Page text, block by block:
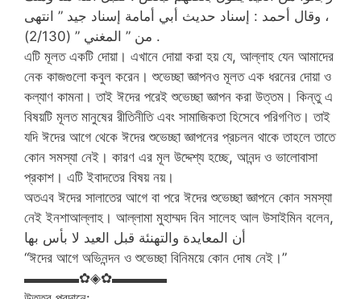
، وقال أحمد : إسناد حديث أبي أمامة إسناد جيد ” انتهى
من ” المغني ” (2/130) .
এটি মূলত একটি দোয়া। এখানে দোয়া করা হয় যে, আল্লাহ যেন আমাদের
নেক কাজগুলো কবুল করেন। শুভেচ্ছা জ্ঞাপনও মূলত এক ধরনের দোয়া ও
কল্যাণ কামনা। তাই ঈদের পরেই শুভেচ্ছা জ্ঞাপন করা উত্তম। কিন্তু এ
বিষয়টি মূলত মানুষের রীতিনীতি এবং সামাজিকতা হিসেবে পরিগণিত। তাই
যদি ঈদের আগে থেকে ঈদের শুভেচ্ছা জ্ঞাপনের প্রচলন থাকে তাহলে তাতে
কোন সমস্যা নেই। কারণ এর মূল উদ্দেশ্য হচ্ছে, আনন্দ ও ভালোবাসা
প্রকাশ। এটি ইবাদতের বিষয় নয়।
অতএব ঈদের সালাতের আগে বা পরে ঈদের শুভেচ্ছা জ্ঞাপনে কোন সমস্যা
নেই ইনশাআল্লাহ। আল্লামা মুহাম্মদ বিন সালেহ আল উসাইমিন বলেন,
أن المعايدة والتهنئة قبل العيد لا بأس بها
“ঈদের আগে অভিনন্দন ও শুভেচ্ছা বিনিময়ে কোন দোষ নেই।”
▬▬▬▬✿◈✿▬▬▬▬